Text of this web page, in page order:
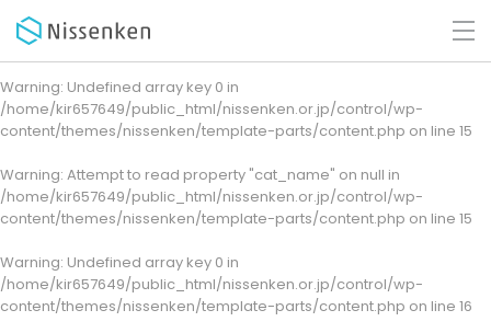
Warning: Undefined array key 0 in
/home/kir657649/public_html/nissenken.or.jp/control/wp-
content/themes/nissenken/template-parts/content.php on line 15
Warning: Attempt to read property "cat_name" on null in
/home/kir657649/public_html/nissenken.or.jp/control/wp-
content/themes/nissenken/template-parts/content.php on line 15
Warning: Undefined array key 0 in
/home/kir657649/public_html/nissenken.or.jp/control/wp-
content/themes/nissenken/template-parts/content.php on line 16